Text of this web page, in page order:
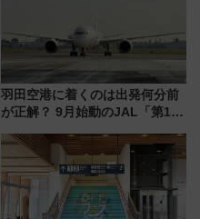
羽田空港に着くのは出発何分前
が正解？ 9月始動のJAL「第1タ
歩1キロ超え！ 知っておきたい
変更点まとめ